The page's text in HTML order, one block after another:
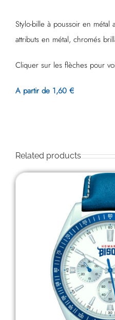
Stylo-bille à poussoir en métal
attributs en métal, chromés
Cliquer sur les flèches pour
A partir de 1,60 €
Related products